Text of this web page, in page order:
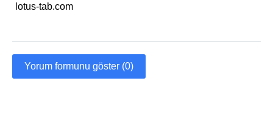
lotus-tab.com
Yorum formunu göster (0)